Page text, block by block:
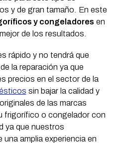
y de gran tamaño. En este
y congeladores en
de los resultados.
rápido y no tendrá que
la reparación ya que
precios en el sector de la
sin bajar la calidad y
de las marcas
frigorífico o congelador con
ya que nuestros
amplia experiencia en